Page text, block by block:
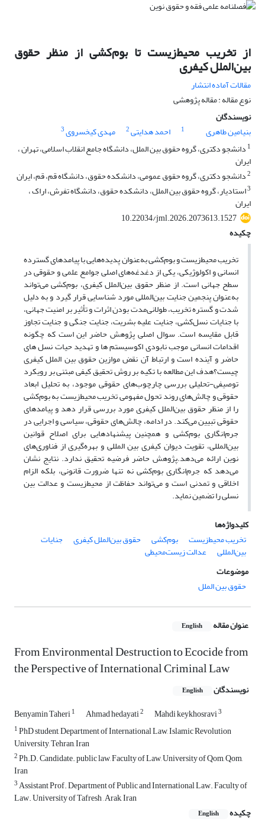
از تخریب محیط‌زیست تا بوم‌کشی از منظر حقوق
بین‌الملل کیفری
مقالات آماده انتشار
نوع مقاله : مقاله پژوهشی
نویسندگان
بنیامین طاهری
1 احمد هدایتی2 مهدی کیخسروی3
1 دانشجو دکتری، گروه حقوق بین الملل، دانشگاه جامع انقلاب اسلامی، تهران ،
ایران
2دانشجو دکتری، گروه حقوق عمومی، دانشکده حقوق، دانشگاه قم، قم، ایران
3استادیار، گروه حقوق بین الملل، دانشکده حقوق، دانشگاه تفرش، اراک ،
ایران
10.22034/jml.2026.2073613.1527
چکیده
تخریب محیط‌زیست و بوم‌کشی به‌عنوان پدیده‌هایی با پیامدهای گسترده
انسانی و اکولوژیکی، یکی از دغدغه‌های اصلی جوامع علمی و حقوقی در
سطح جهانی است. از منظر حقوق بین‌الملل کیفری، بوم‌کشی می‌تواند
به‌عنوان پنجمین جنایت بین‌المللی مورد شناسایی قرار گیرد و به دلیل
شدت و گستره تخریب، طولانی‌مدت بودن اثرات و تأثیر بر امنیت جهانی،
با جنایات نسل‌کشی، جنایت علیه بشریت، جنایت جنگی و جنایت تجاوز
قابل مقایسه است. سوال اصلی پژوهش حاضر این است که چگونه
اقدامات انسانی موجب نابودی اکوسیستم ها و تهدید حیات نسل های
حاضر و آینده است و ارتباط آن نقض موازین حقوق بین الملل کیفری
چیست؟هدف این مطالعه با تکیه بر روش تحقیق کیفی مبتنی بر رویکرد
توصیفی-تحلیلی بررسی چارچوب‌های حقوقی موجود، به تحلیل ابعاد
حقوقی و چالش‌های روند تحول مفهومی تخریب محیط‌زیست به بوم‌کشی
را از منظر حقوق بین‌الملل کیفری مورد بررسی قرار دهد و پیامدهای
حقوقی تبیین می‌کند. در ادامه، چالش‌های حقوقی، سیاسی و اجرایی در
جرم‌انگاری بوم‌کشی و همچنین پیشنهادهایی برای اصلاح قوانین
بین‌المللی، تقویت دیوان کیفری بین المللی و بهره‌گیری از فناوری‌های
نوین ارائه می‌دهد.پژوهش حاضر فرضیه تحقیق ندارد. نتایج نشان
می‌دهد که جرم‌انگاری بوم‌کشی نه تنها ضرورت قانونی، بلکه الزام
اخلاقی و تمدنی است و می‌تواند حفاظت از محیط‌زیست و عدالت بین
نسلی را تضمین نماید.
کلیدواژه‌ها
تخریب محیط‌زیست
بوم‌کشی حقوق بین‌الملل کیفری جنایات
بین‌المللی
عدالت زیست‌محیطی
موضوعات
حقوق بین الملل
عنوان مقاله English
From Environmental Destruction to Ecocide from
the Perspective of International Criminal Law
نویسندگان English
Benyamin Taheri1 Ahmad hedayati2 Mahdi keykhosravi3
1PhD student, Department of International Law, Islamic Revolution
University, Tehran, Iran
2Ph.D. Candidate. public law, Faculty of Law, University of Qom, Qom,
Iran
3Assistant Prof. Department of Public and International Law. Faculty of
Law. University of Tafresh , Arak, Iran
چکیده
English